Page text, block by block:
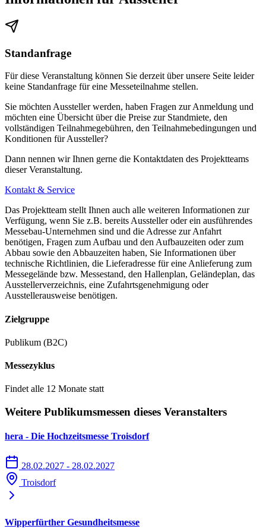
Standanfrage
Für diese Veranstaltung können Sie derzeit über unsere Seite leider
keine Standanfrage für eine Messeteilnahme stellen.
Sie möchten Aussteller werden, haben Fragen zur Anmeldung und
möchten eine Übersicht über die Preise zur Standmiete, den
vollständigen Teilnahmegebühren, den Teilnahmebedingungen und
Konditionen für Aussteller?
Dann nennen wir Ihnen gerne die Kontaktdaten des Projektteams
dieser Veranstaltung.
Kontakt & Service
Das Projektteam stellt Ihnen auch alle weiteren Informationen zur
Verfügung, wenn Sie z.B. bereits Aussteller oder ein ausführendes
Messebau-Unternehmen sind und die Adresse zur Anfahrt
benötigen, Fragen zum Aufbau und den Aufbauzeiten oder zum
Abbau sowie den Abbauzeiten haben, Sie Informationen über
technische Richtlinien, die Lieferadresse für eine Anlieferung zum
Messegelände bzw. Messestand, den Hallenplan, Geländeplan, das
Ausstellerverzeichnis, eine Zufahrtsgenehmigung oder
Ausstellerausweise benötigen.
Zielgruppe
Publikum (B2C)
Messezyklus
Findet alle 12 Monate statt
Weitere Publikumsmessen dieses Veranstalters
hera - Die Hochzeitsmesse Troisdorf
28.02.2027 - 28.02.2027
Troisdorf
Wipperfürther Gesundheitsmesse